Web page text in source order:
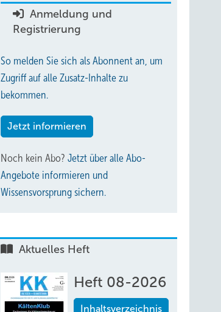
Anmeldung und
Registrierung
So melden Sie sich als Abonnent an, um
Zugriff auf alle Zusatz-Inhalte zu
bekommen.
Jetzt informieren
Noch kein Abo? Jetzt über alle Abo-
Angebote informieren und
Wissensvorsprung sichern.
Aktuelles Heft
Heft 08-2026
Inhaltsverzeichnis